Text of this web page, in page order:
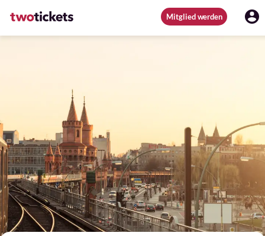
Mitglied werden